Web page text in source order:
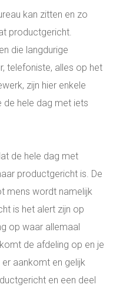
WERKEN OP
kan zitten en zo
productgericht.
die langdurige
telefoniste, alles op het
zijn hier enkele
de hele dag met iets
de hele dag met
productgericht is. De
mens wordt namelijk
is het alert zijn op
op waar allemaal
de afdeling op en je
aankomt en gelijk
en een deel